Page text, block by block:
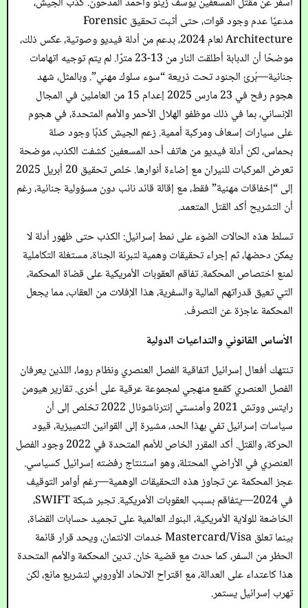
مدعيًا عدم وجود قوات، حتى أثبت تحقيق Forensic
Architecture لعام 2024، بدعم من أدلة فيديو وصوتية، عكس ذلك،
موضحًا أن الدبابة أطلقت النار من 13-23 مترًا. لم يتم توجيه اتهامات
جنائية—بُرئ الجنود تحت ذريعة “سوء سلوك مهني”. وبالمثل، شهد
هجوم رفح في 23 مارس 2025 إعدام 15 من العاملين في المجال
الإنساني، بما في ذلك موظفو الهلال الأحمر والأمم المتحدة، في هجوم
على سيارات إسعاف ومركبة أممية. زعم الجيش كذبًا وجود صلة
بحماس، لكن أدلة فيديو من هاتف أحد المسعفين كشفت الكذب، موضحة
تعرض المركبات للنيران مع إضاءة أنوارها. خلص تحقيق 20 أبريل 2025
إلى “إخفاقات مهنية” فقط، مع إقالة قائد نائب دون مسؤولية جنائية، رغم
أن التشريح أكد القتل المتعمد.
تسلط هذه الحالات الضوء على نمط إسرائيل: الكذب حتى ظهور أدلة لا
يمكن دحضها، ثم إجراء تحقيقات وهمية لتبرئة الجناة، مستغلة التكاملية
لمنع اختصاص المحكمة. تفاقم العقوبات الأمريكية على قضاة المحكمة،
التي تعيق قدراتهم المالية والسفرية، هذا الإفلات من العقاب، مما يجعل
المحكمة عاجزة عن التصرف.
الأساس القانوني والتداعيات الدولية
تنتهك أفعال إسرائيل اتفاقية الفصل العنصري ونظام روما، اللذين يعرفان
الفصل العنصري كقمع منهجي لمجموعة عرقية على أخرى. تقارير هيومن
رايتس ووتش 2021 وأمنستي إنترناشونال 2022 تخلص إلى أن
سياسات إسرائيل تفي بهذا الحد، مشيرة إلى القوانين التمييزية، قيود
الحركة، والقتل. أكد المقرر الخاص للأمم المتحدة في 2022 وجود الفصل
العنصري في الأراضي المحتلة، وهو استنتاج رفضته إسرائيل كسياسي.
عجز المحكمة عن تجاوز هذه التحقيقات الوهمية—رغم أوامر التوقيف
في 2024—يتفاقم بسبب العقوبات الأمريكية. تجبر شبكة SWIFT،
الخاضعة للولاية الأمريكية، البنوك العالمية على تجميد حسابات القضاة،
بينما تعلق Mastercard/Visa خدمات الائتمان، ويحد قرار قائمة
الحظر من السفر، كما حدث مع قضية خان. تدين المحكمة والأمم المتحدة
هذا كاعتداء على العدالة، مع اقتراح الاتحاد الأوروبي لتشريع مانع، لكن
تهرب إسرائيل يستمر.